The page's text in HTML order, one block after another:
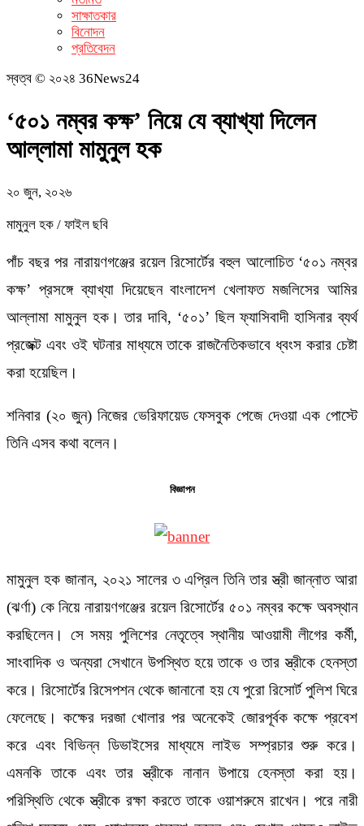
সাক্ষাতকার
বিনোদন
প্রতিবেদন
স্বত্ব © ২০২৪ 36News24
‘৫০১ নম্বর কক্ষ’ নিয়ে যে ব্যাখ্যা দিলেন
আল্লামা মামুনুল হক
২০ জুন, ২০২৬
মামুনুল হক / ফাইল ছবি
পাঁচ বছর পর নারায়ণগঞ্জের রয়েল রিসোর্টের বহুল আলোচিত ‘৫০১ নম্বর
কক্ষ’ প্রসঙ্গে ব্যাখ্যা দিয়েছেন বাংলাদেশ খেলাফত মজলিসের আমির
আল্লামা মামুনুল হক। তার দাবি, ‘৫০১’ ছিল ফ্যাসিবাদী হাসিনার ব্যর্থ
প্রজেক্ট এবং ওই ঘটনার মাধ্যমে তাকে রাজনৈতিকভাবে ধ্বংস করার চেষ্টা
করা হয়েছিল।
শনিবার (২০ জুন) নিজের ভেরিফায়েড ফেসবুক পেজে দেওয়া এক পোস্টে
তিনি এসব কথা বলেন।
বিজ্ঞাপন
মামুনুল হক জানান, ২০২১ সালের ৩ এপ্রিল তিনি তার স্ত্রী জান্নাত আরা
(ঝর্ণা) কে নিয়ে নারায়ণগঞ্জের রয়েল রিসোর্টের ৫০১ নম্বর কক্ষে অবস্থান
করছিলেন। সে সময় পুলিশের নেতৃত্বে স্থানীয় আওয়ামী লীগের কর্মী,
সাংবাদিক ও অন্যরা সেখানে উপস্থিত হয়ে তাকে ও তার স্ত্রীকে হেনস্তা
করে। রিসোর্টের রিসেপশন থেকে জানানো হয় যে পুরো রিসোর্ট পুলিশ ঘিরে
ফেলেছে। কক্ষের দরজা খোলার পর অনেকেই জোরপূর্বক কক্ষে প্রবেশ
করে এবং বিভিন্ন ডিভাইসের মাধ্যমে লাইভ সম্প্রচার শুরু করে।
এমনকি তাকে এবং তার স্ত্রীকে নানান উপায়ে হেনস্তা করা হয়।
পরিস্থিতি থেকে স্ত্রীকে রক্ষা করতে তাকে ওয়াশরুমে রাখেন। পরে নারী